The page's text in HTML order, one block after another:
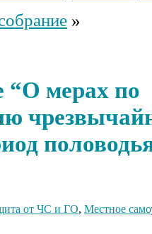
»
“О мерах по
от ЧС и ГО, Местное